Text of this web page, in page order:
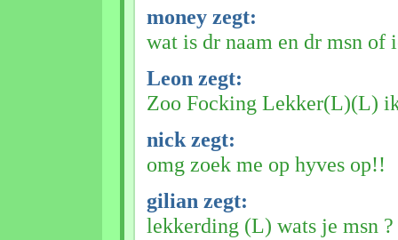
money zegt:
wat is dr naam en dr msn
Leon zegt:
Zoo Focking Lekker(L)(L)
nick zegt:
omg zoek me op hyves op!!
gilian zegt:
lekkerding (L) wats je msn